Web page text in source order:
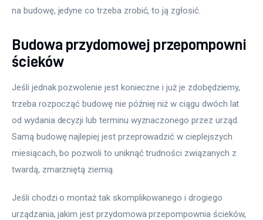
na budowę, jedyne co trzeba zrobić, to ją zgłosić.
Budowa przydomowej przepompowni
ścieków
Jeśli jednak pozwolenie jest konieczne i już je zdobędziemy,
trzeba rozpocząć budowę nie później niż w ciągu dwóch lat
od wydania decyzji lub terminu wyznaczonego przez urząd.
Samą budowę najlepiej jest przeprowadzić w cieplejszych
miesiącach, bo pozwoli to uniknąć trudności związanych z
twardą, zmarzniętą ziemią.
Jeśli chodzi o montaż tak skomplikowanego i drogiego
urządzania, jakim jest przydomowa przepompownia ścieków,